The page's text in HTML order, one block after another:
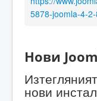
5878-joomla-4-
Нови
нови